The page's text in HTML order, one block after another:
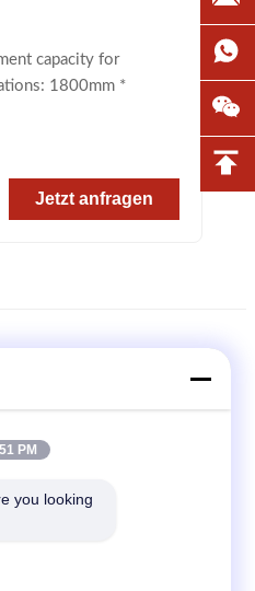
capacity for
1800mm *
Jetzt anfragen
PM
you looking